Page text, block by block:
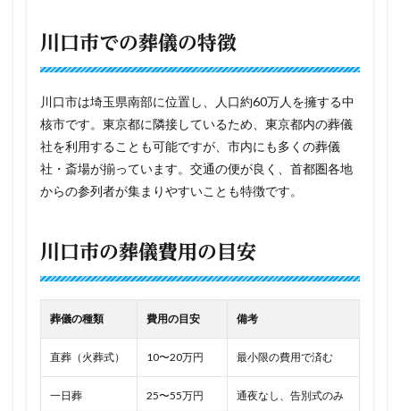
川口市での葬儀の特徴
川口市は埼玉県南部に位置し、人口約60万人を擁する中
核市です。東京都に隣接しているため、東京都内の葬儀
社を利用することも可能ですが、市内にも多くの葬儀
社・斎場が揃っています。交通の便が良く、首都圏各地
からの参列者が集まりやすいことも特徴です。
川口市の葬儀費用の目安
葬儀の種類 費用の目安 備考
直葬（火葬式） 10〜20万円 最小限の費用で済む
一日葬 25〜55万円 通夜なし、告別式のみ